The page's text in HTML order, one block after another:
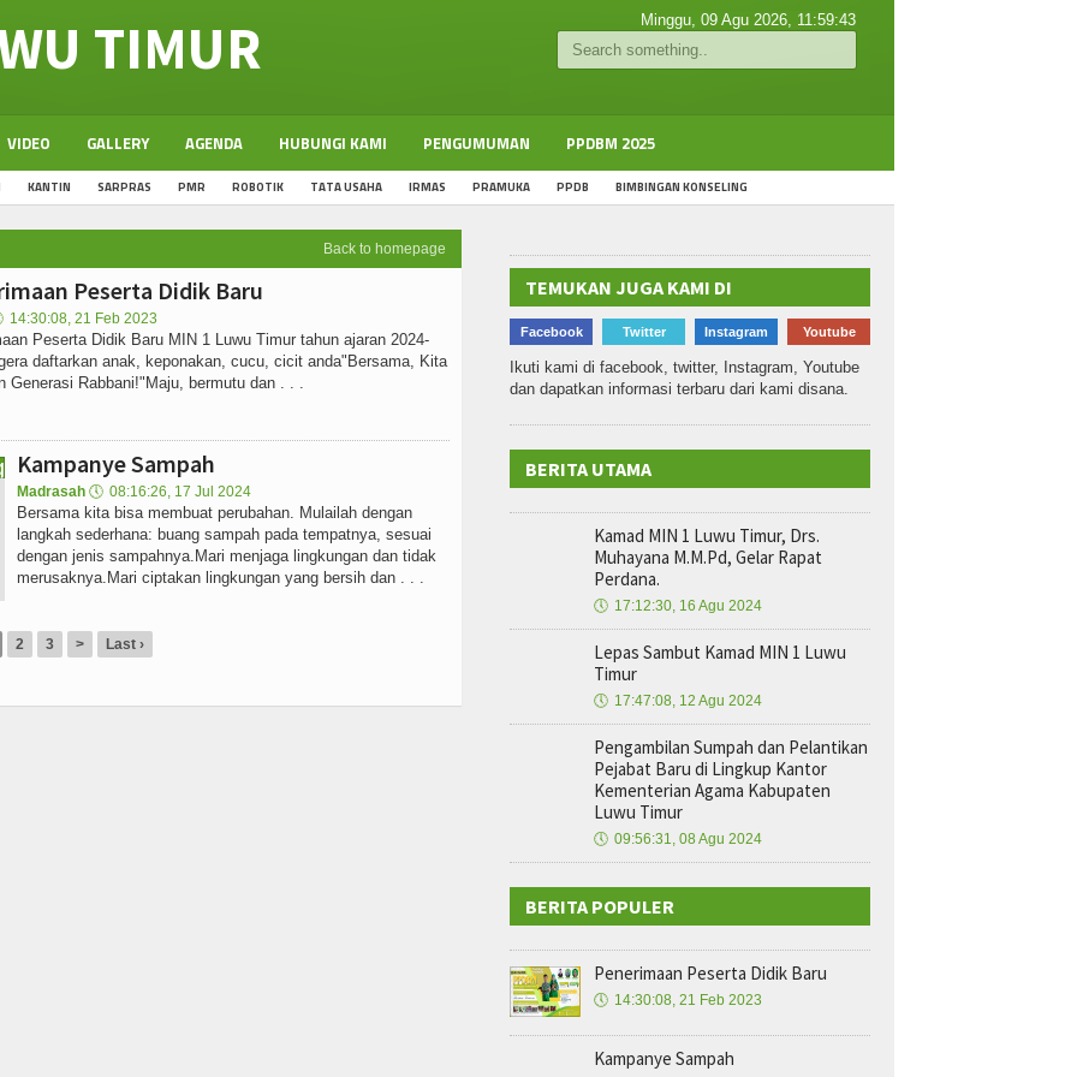
TIMUR Minggu, 09 Agu 2026, 11:59:43
VIDEO GALLERY AGENDA HUBUNGI KAMI PENGUMUMAN PPDBM 2025
KANTIN SARPRAS PMR ROBOTIK TATA USAHA IRMAS PRAMUKA PPDB BIMBINGAN KONSELING
Back to homepage
Peserta Didik Baru
14:30:08, 21 Feb 2023
Peserta Didik Baru MIN 1 Luwu Timur tahun ajaran 2024-
daftarkan anak, keponakan, cucu, cicit anda"Bersama, Kita
Generasi Rabbani!"Maju, bermutu dan . . .
Kampanye Sampah
Madrasah 🕔 08:16:26, 17 Jul 2024
Bersama kita bisa membuat perubahan. Mulailah dengan
langkah sederhana: buang sampah pada tempatnya, sesuai
dengan jenis sampahnya.Mari menjaga lingkungan dan tidak
merusaknya.Mari ciptakan lingkungan yang bersih dan . . .
2 3 > Last ›
TEMUKAN JUGA KAMI DI
Facebook Twitter Instagram Youtube
Ikuti kami di facebook, twitter, Instagram, Youtube
dan dapatkan informasi terbaru dari kami disana.
BERITA UTAMA
Kamad MIN 1 Luwu Timur, Drs.
Muhayana M.M.Pd, Gelar Rapat
Perdana.
🕔 17:12:30, 16 Agu 2024
Lepas Sambut Kamad MIN 1 Luwu
Timur
🕔 17:47:08, 12 Agu 2024
Pengambilan Sumpah dan Pelantikan
Pejabat Baru di Lingkup Kantor
Kementerian Agama Kabupaten
Luwu Timur
🕔 09:56:31, 08 Agu 2024
BERITA POPULER
Penerimaan Peserta Didik Baru
🕔 14:30:08, 21 Feb 2023
Kampanye Sampah